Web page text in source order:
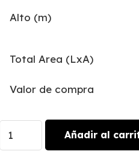
Alto (m)
Total Area (LxA)
Valor de compra
Kids
Añadir al